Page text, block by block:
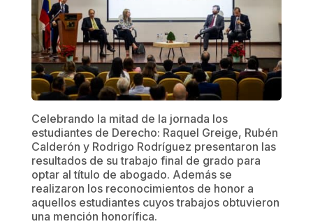
Celebrando la mitad de la jornada los
estudiantes de Derecho: Raquel Greige, Rubén
Calderón y Rodrigo Rodríguez presentaron las
resultados de su trabajo final de grado para
optar al título de abogado. Además se
realizaron los reconocimientos de honor a
aquellos estudiantes cuyos trabajos obtuvieron
una mención honorífica.